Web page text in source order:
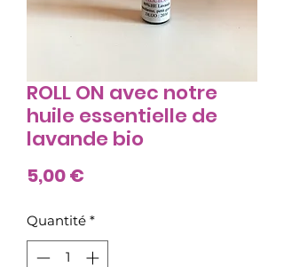
ROLL ON avec notre
huile essentielle de
lavande bio
5,00 €
Quantité *